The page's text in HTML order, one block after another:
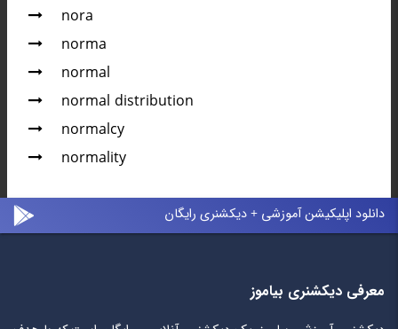
nora
norma
normal
normal distribution
normalcy
normality
دانلود اپلیکیشن آموزشی + دیکشنری رایگان
معرفی دیکشنری بیاموز